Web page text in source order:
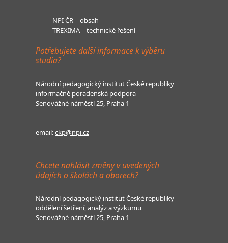
NPI ČR – obsah
TREXIMA – technické řešení
Potřebujete další informace k výběru
studia?
Národní pedagogický institut České republiky
informačně poradenská podpora
Senovážné náměstí 25, Praha 1
email:ckp@npi.cz
Chcete nahlásit změny v uvedených
údajích o školách a oborech?
Národní pedagogický institut České republiky
oddělení šetření, analýz a výzkumu
Senovážné náměstí 25, Praha 1